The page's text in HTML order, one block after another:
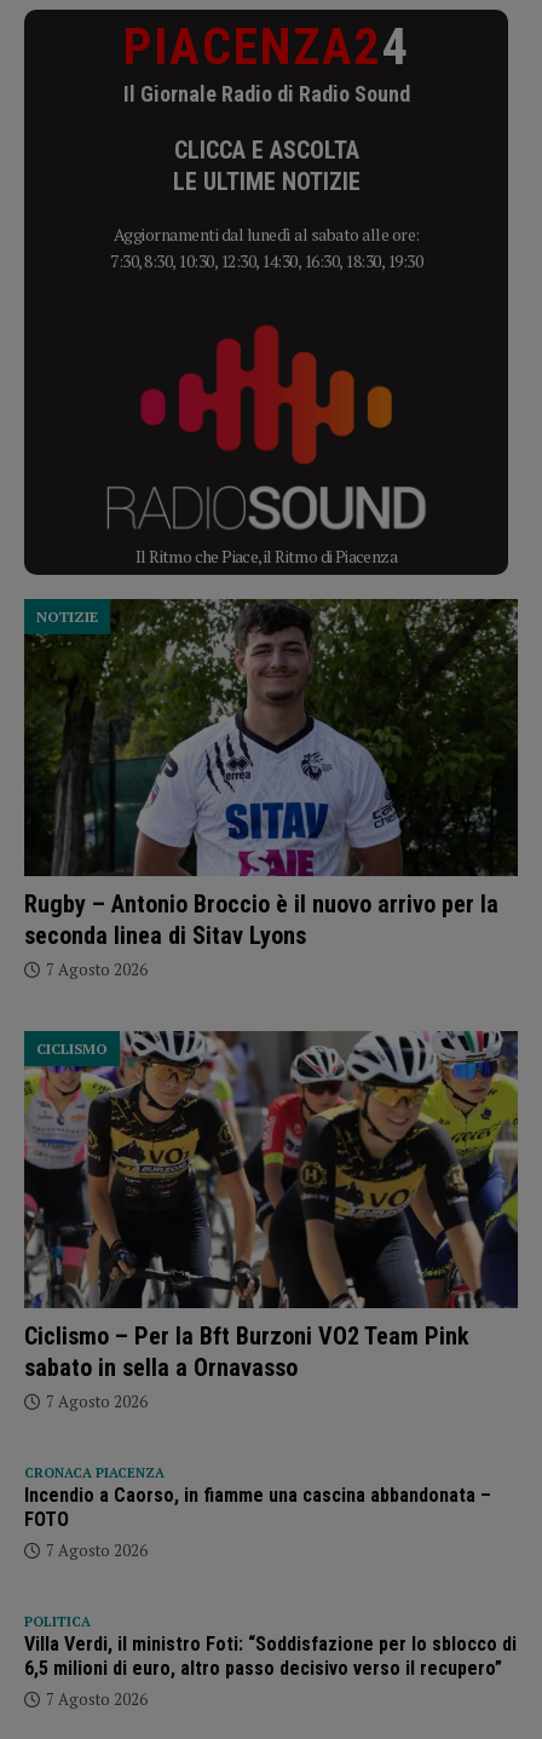
PIACENZA24
Il Giornale Radio di Radio Sound
CLICCA E ASCOLTA
LE ULTIME NOTIZIE
Aggiornamenti dal lunedì al sabato alle ore:
7:30, 8:30, 10:30, 12:30, 14:30, 16:30, 18:30, 19:30
Il Ritmo che Piace, il Ritmo di Piacenza
Rugby – Antonio Broccio è il nuovo arrivo per la
seconda linea di Sitav Lyons
NOTIZIE
7 Agosto 2026
Ciclismo – Per la Bft Burzoni VO2 Team Pink
sabato in sella a Ornavasso
CICLISMO
7 Agosto 2026
CRONACA PIACENZA
Incendio a Caorso, in fiamme una cascina abbandonata –
FOTO
7 Agosto 2026
POLITICA
Villa Verdi, il ministro Foti: “Soddisfazione per lo sblocco di
6,5 milioni di euro, altro passo decisivo verso il recupero”
7 Agosto 2026